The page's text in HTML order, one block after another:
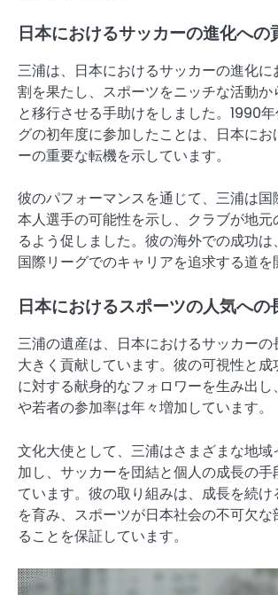
日本におけるサッカーの進化への
三浦は、日本におけるサッカーの進化に
割を果たし、スポーツをニッチな活動
と移行させる手助けをしました。1990
グの初年度に参加したことは、日本にお
ーの重要な転機を示しています。
彼のパフォーマンスを通じて、三浦は国
本人選手の可能性を示し、クラブが地元
るよう促しました。彼の海外での成功
国際リーグでのキャリアを追求する道を
日本におけるスポーツの人気への
三浦の遺産は、日本におけるサッカーの
大きく貢献しています。彼の可視性と成
に対する献身的なフォロワーを生み出
や若者の参加率は年々増加しています。
文化大使として、三浦はさまざまな地域
加し、サッカーを団結と個人の成長の手
ています。彼の取り組みは、成長を続
を育み、スポーツが日本社会の不可欠
ることを保証しています。